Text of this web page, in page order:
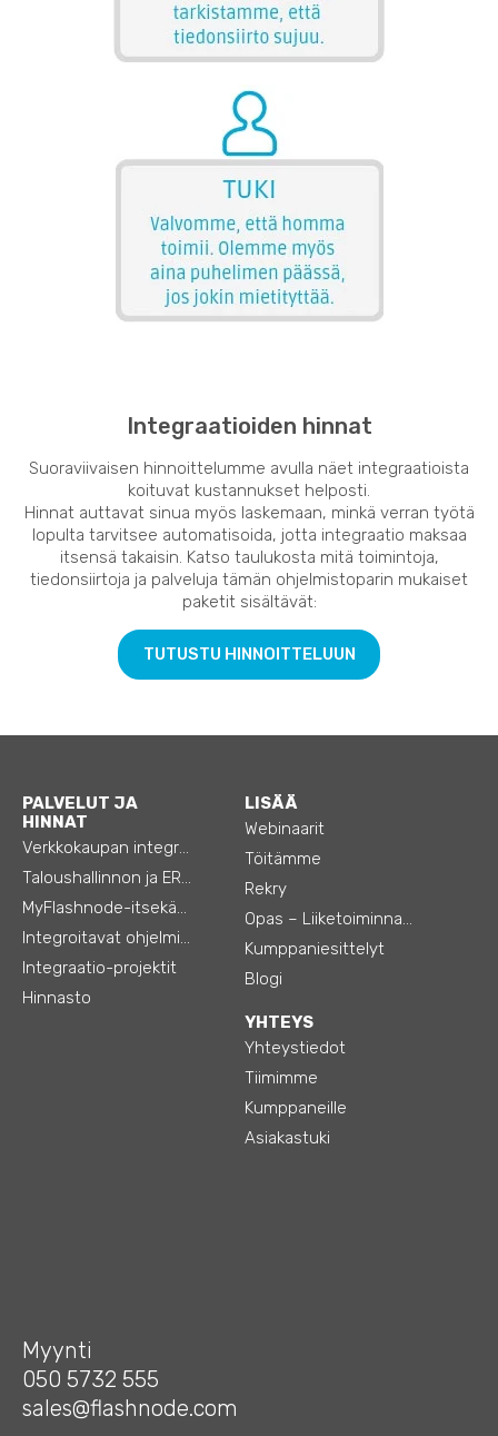
Integraatioiden hinnat
Suoraviivaisen hinnoittelumme avulla näet integraatioista
koituvat kustannukset helposti.
Hinnat auttavat sinua myös laskemaan, minkä verran työtä
lopulta tarvitsee automatisoida, jotta integraatio maksaa
itsensä takaisin. Katso taulukosta mitä toimintoja,
tiedonsiirtoja ja palveluja tämän ohjelmistoparin mukaiset
paketit sisältävät:
TUTUSTU HINNOITTELUUN
PALVELUT JA
HINNAT
Verkkokaupan integraatiot
Taloushallinnon ja ERP:n integraatiot
MyFlashnode-itsekäyttö-automaatio
Integroitavat ohjelmistot
Integraatio-projektit
Hinnasto
LISÄÄ
Webinaarit
Töitämme
Rekry
Opas – Liiketoiminnan tehostamiseen
Kumppaniesittelyt
Blogi
YHTEYS
Yhteystiedot
Tiimimme
Kumppaneille
Asiakastuki
Myynti
050 5732 555
sales@flashnode.com